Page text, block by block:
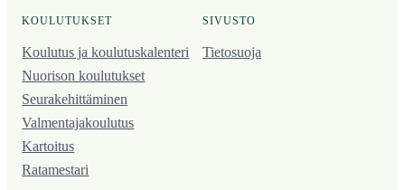
KOULUTUKSET
Koulutus ja koulutus­kalenteri
Nuorison koulutukset
Seura­kehittäminen
Valmentaja­koulutus
Kartoitus
Ratamestari
SIVUSTO
Tietosuoja